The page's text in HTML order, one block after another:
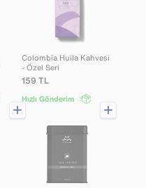
Colombia Huila Kahvesi
- Özel Seri
159TL
Hızlı Gönderim